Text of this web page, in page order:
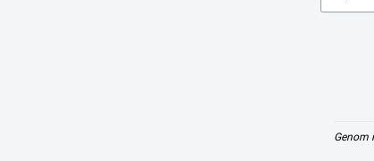
Genom